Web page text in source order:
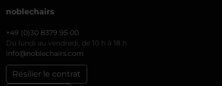
noblechairs
+49 (0)30 8379 95 00
Du lundi au vendredi, de 10 h à 18 h
info@noblechairs.com
Résilier le contrat